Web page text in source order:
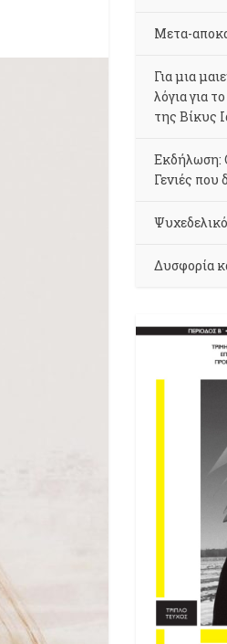
Μετα-
Για μια
λόγια για
της Βίκυς
Εκδήλωση:
Γενιές που
Δυσφορία